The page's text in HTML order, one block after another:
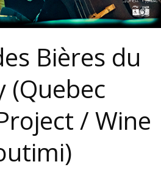
Bières du
(Quebec
/ Wine